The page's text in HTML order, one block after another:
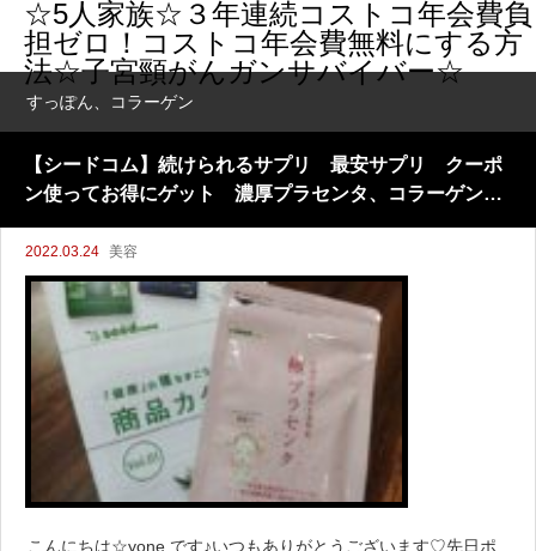
☆5人家族☆３年連続コストコ年会費負
担ゼロ！コストコ年会費無料にする方
法☆子宮頸がんガンサバイバー☆
すっぽん、コラーゲン
【シードコム】続けられるサプリ 最安サプリ クーポ
ン使ってお得にゲット 濃厚プラセンタ、コラーゲン
2022.03.24 美容
こんにちは☆yone です♪いつもありがとうございます♡先日ポ